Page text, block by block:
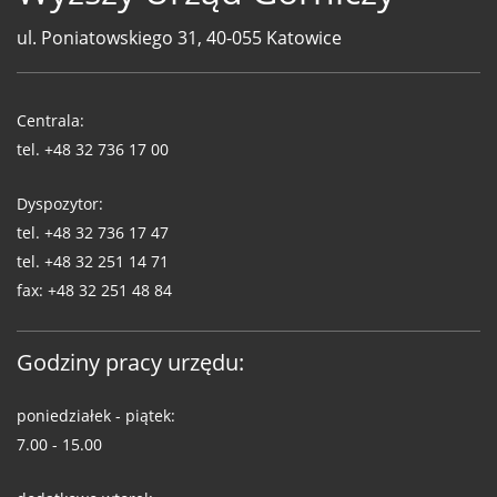
ul. Poniatowskiego 31, 40-055 Katowice
WUG
Centrala:
tel. +48 32 736 17 00
Dyspozytor:
tel. +48 32 736 17 47
tel. +48 32 251 14 71
fax: +48 32 251 48 84
Godziny pracy urzędu:
poniedziałek - piątek:
7.00 - 15.00